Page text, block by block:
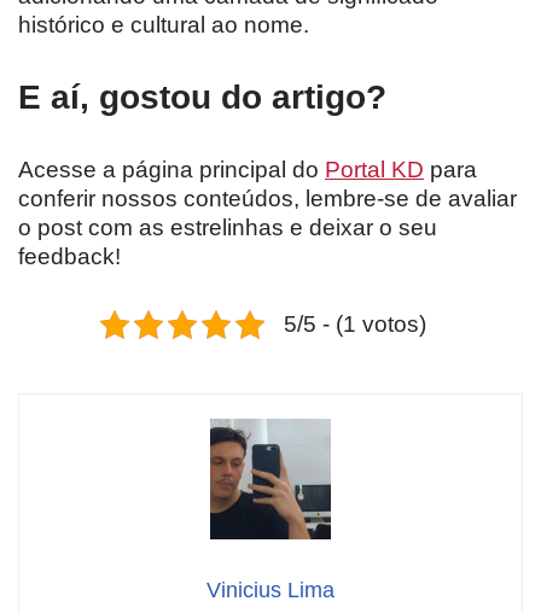
histórico e cultural ao nome.
E aí, gostou do artigo?
Acesse a página principal do Portal KD para
conferir nossos conteúdos, lembre-se de avaliar
o post com as estrelinhas e deixar o seu
feedback!
5/5 - (1 votos)
Vinicius Lima